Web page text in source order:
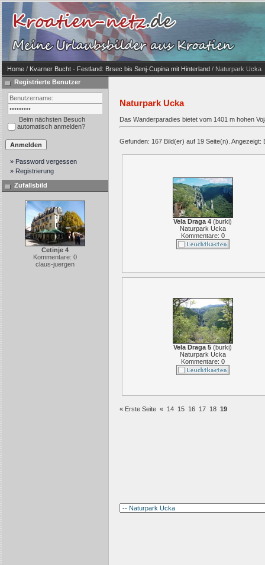
Home / Kvarner Bucht - Festland: Brsec bis Senj-Cupina mit Hinterland / Naturpark Ucka
Registrierte Benutzer
Beim nächsten Besuch
automatisch anmelden?
» Password vergessen
» Registrierung
Zufallsbild
Cetinje 4
Kommentare: 0
claus-juergen
Naturpark Ucka
Das Wanderparadies bietet vom 1401 m hohen
Gefunden: 167 Bild(er) auf 19 Seite(n). Angezeigt:
Vela Draga 4 (burki)
Naturpark Ucka
Kommentare: 0
Vela Draga 5 (burki)
Naturpark Ucka
Kommentare: 0
« Erste Seite « 14 15 16 17 18 19